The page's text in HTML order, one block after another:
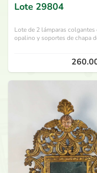
Lote 29804
Lote de 2 lámparas
opalino y soportes de chapa